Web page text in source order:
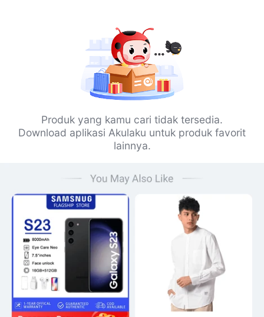
Produk yang kamu cari tidak tersedia.
Download aplikasi Akulaku untuk produk favorit
lainnya.